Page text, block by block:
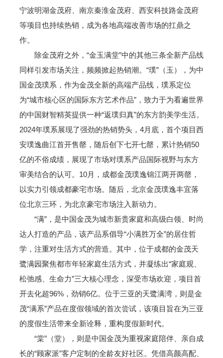
宁波明湖金茂府、南京秦淮金茂府、西安科技路金茂府
等项目也持续热销，成为各地高端改善市场的扛鼎之
作。
除金茂府之外，“金玉满堂”中的其他三条全新产品线
同样引发市场关注，频频掀起热销潮。“璞”（玉），为中
国金茂璞系，作为金茂全新的高端产品线，璞系定位
为“城市核心区的国际东方艺术作品”，致力于为看遍世界
的中国财智精英提供一种“返璞归真”的东方韵美学生活。
2024年璞系展现了强劲的热销势头，4月底，首个项目西
安璞逸曲江首开售罄，随后创下七开七罄，累计热销50
亿的不俗成绩，展现了市场对璞系产品国际视野与东方
审美结合的认可。10月，成都金茂璞逸锦江两开两罄，
以实力引领成都豪宅市场。随后，北京金茂璞逸丰宜落
位北京三环，为北京豪宅市场注入新动力。
“满”，是中国金茂为城市新贵家庭和高级白领、时尚
达人打造的产品，该产品系倡导“小满胜万全”的居住哲
学，注重对生活方式的营造。其中，位于成都的金茂天
鹭满园聚焦都市年轻家庭生活方式，并凝练出“家庭观、
松弛感、生命力”三大核心理念，深受市场欢迎，项目首
开去化超96%，劲销6亿。位于三亚的天鹭满湾，则是金
茂“满系”产品在度假领域的首次尝试，该项目旨在为三亚
的度假生活带来全新诠释，重构度假新时代。‌
“棠”（堂），则是中国金茂为重视家庭陪伴、亲自成
长的“顾家派”客户定制的全龄友好社区。凭借高颜高配、